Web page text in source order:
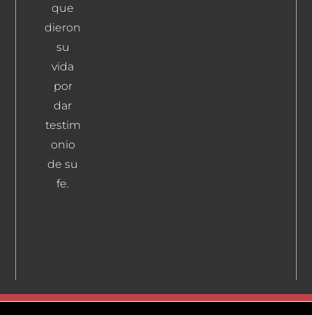
que
dieron
su
vida
por
dar
testim
onio
de su
fe.
Ojea,